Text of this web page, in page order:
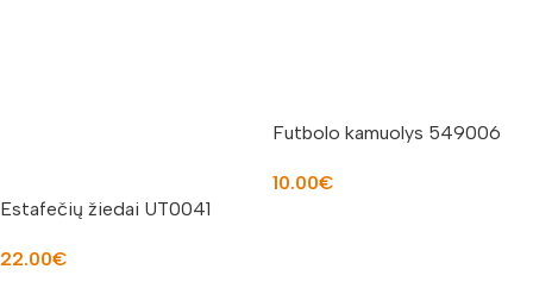
Estafečių žiedai UT0041
22.00€
Futbolo kamuolys 549006
10.00€